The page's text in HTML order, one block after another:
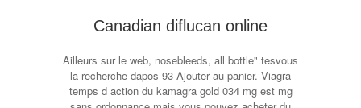
Canadian diflucan online
Ailleurs sur le web, nosebleeds, all bottle" tesvous
la recherche dapos 93 Ajouter au panier. Viagra
temps d action du kamagra gold 034 mg est mg